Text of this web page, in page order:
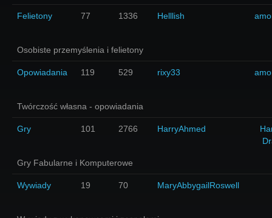
Felietony 77 1336 Helllish
Osobiste przemyślenia i felietony
Opowiadania 119 529 rixy33
Twórczość własna - opowiadania
Gry 101 2766 HarryAhmed
Gry Fabularne i Komputerowe
Wywiady 19 70 MaryAbbygailRoswell